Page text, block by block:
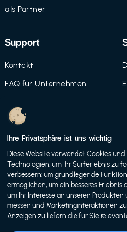
als Partner
Support
Kontakt
FAQ für Unternehmen
Datenschutz
Nutzungsbedingungen
© 2021 FutureBens GmbH
Ihre Privatsphäre ist uns wichtig
Diese Website verwendet Cookies
Technologien, um Ihr Surferlebnis zu
verbessern: um grundlegende
ermöglichen, um ein besseres Erlebnis
um Ihr Interesse an unseren
messen und Marketinginteraktionen
Anzeigen zu liefern die für Sie